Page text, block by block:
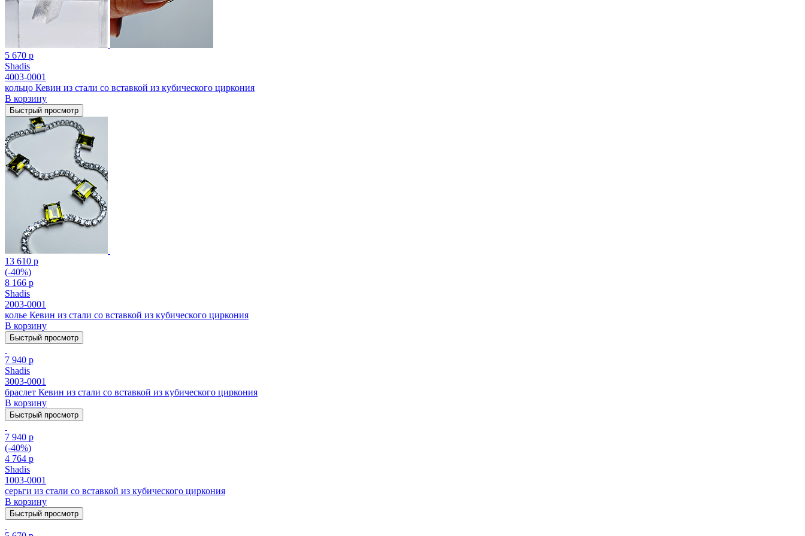
5 670 р
Shadis
4003-0001
кольцо Кевин из стали cо вставкой из кубического циркония
В корзину
Быстрый просмотр
13 610 р
(-40%)
8 166 р
Shadis
2003-0001
колье Кевин из стали cо вставкой из кубического циркония
В корзину
Быстрый просмотр
7 940 р
Shadis
3003-0001
браслет Кевин из стали cо вставкой из кубического циркония
В корзину
Быстрый просмотр
7 940 р
(-40%)
4 764 р
Shadis
1003-0001
серьги из стали cо вставкой из кубического циркония
В корзину
Быстрый просмотр